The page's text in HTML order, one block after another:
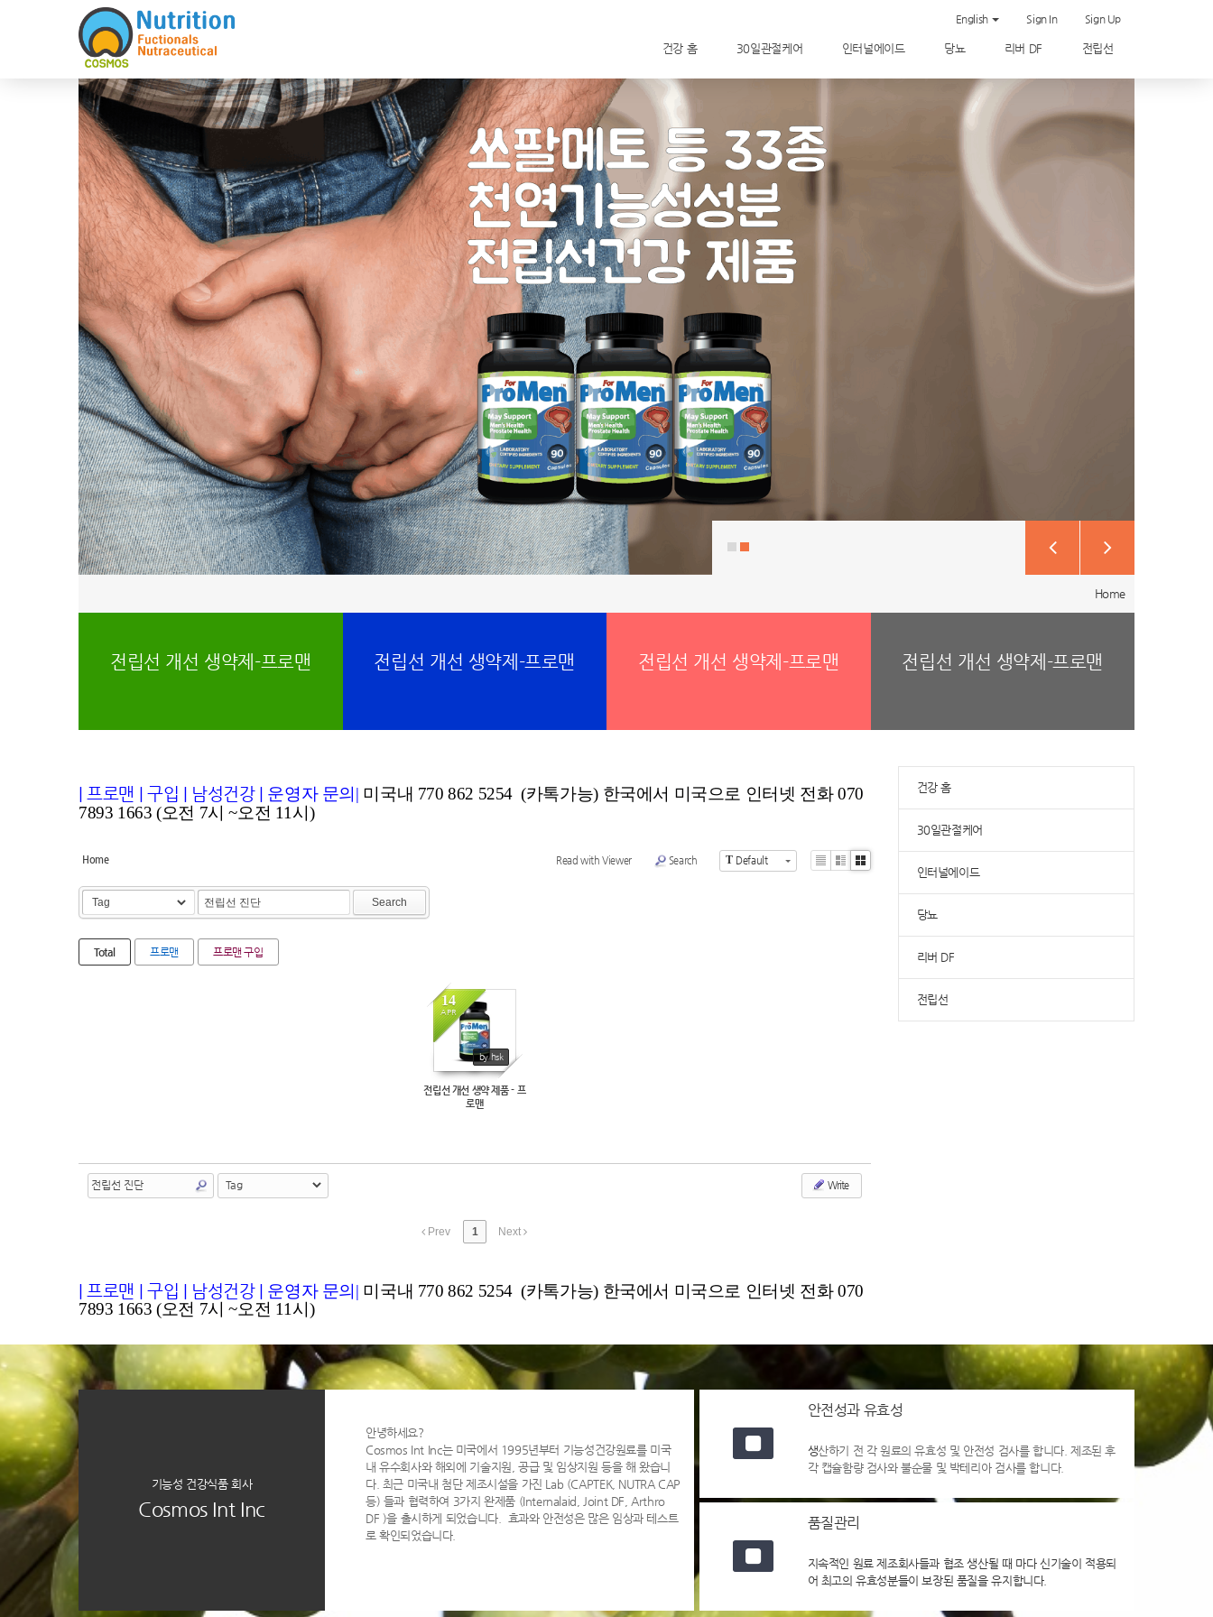
English Sign In Sign Up
건강 홈 30일관절케어 인터널에이드 당뇨 리버 DF 전립선
Home
전립선 개선 생약제-프로맨 전립선 개선 생약제-프로맨 전립선 개선 생약제-프로맨 전립선 개선 생약제-프로맨
건강 홈
30일관절케어
인터널에이드
당뇨
리버 DF
전립선
프로맨 구입 남성건강 운영자 문의 | 미국내 770 862 5254 (카톡가능) 한국에서 미국으로 인터넷 전화 070
7893 1663 (오전 7시 ~오전 11시)
Home T Default
Read with Viewer Search
Search
Total 프로맨 프로맨 구입
Li
Zi
G
14
APR
by hsk
전립선 개선 생약 제품 - 프
로맨
Write
Prev 1 Next
프로맨 구입 남성건강 운영자 문의 | 미국내 770 862 5254 (카톡가능) 한국에서 미국으로 인터넷 전화 070
7893 1663 (오전 7시 ~오전 11시)
기능성 건강식품 회사
Cosmos Int Inc
안녕하세요?
Cosmos Int Inc는 미국에서 1995년부터 기능성건강원료를 미국
내 유수회사와 해외에 기술지원, 공급 및 임상지원 등을 해 왔습니
다. 최근 미국내 첨단 제조시설을 가진 Lab (CAPTEK, NUTRA CAP
등) 들과 협력하여 3가지 완제품 (Internalaid, Joint DF, Arthro
DF )을 출시하게 되었습니다. 효과와 안전성은 많은 임상과 테스트
로 확인되었습니다.
안전성과 유효성
생산하기 전 각 원료의 유효성 및 안전성 검사를 합니다. 제조된 후
각 캡슐함량 검사와 불순물 및 박테리아 검사를 합니다.
품질관리
지속적인 원료 제조회사들과 협조 생산될 때 마다 신기술이 적용되
어 최고의 유효성분들이 보장된 품질을 유지합니다.